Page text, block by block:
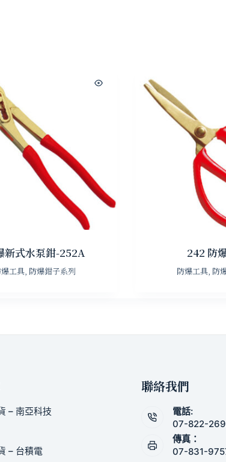
新式水泵鉗-252A
工具 防爆鉗子系列
242 防
防爆工具, 防
– 南亞科技
– 台積電
聯絡我們
電話:
07-822-
傳真：
07-831-